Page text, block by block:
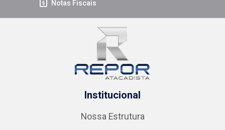
Notas Fiscais
Institucional
Nossa Estrutura